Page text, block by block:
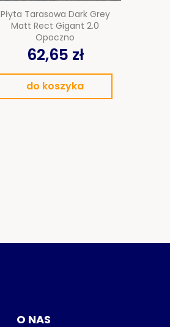
Płyta Tarasowa Dark Grey
Matt Rect Gigant 2.0
Opoczno
62,65 zł
do koszyka
O NAS